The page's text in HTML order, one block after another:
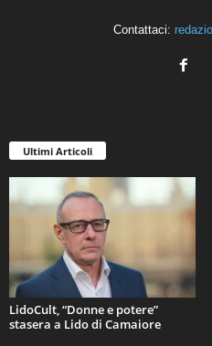
Contattaci:
Ultimi Articoli
LidoCult, “Donne e potere”
stasera a Lido di Camaiore